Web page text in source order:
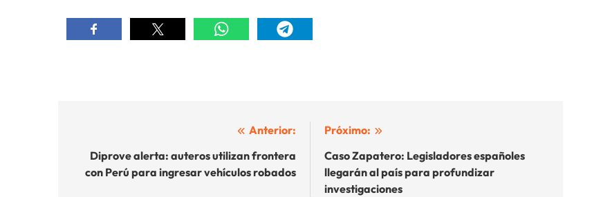
entradas
Anterior:
Diprove alerta: auteros utilizan frontera
con Perú para ingresar vehículos robados
Próximo:
Caso Zapatero: Legisladores españoles
llegarán al país para profundizar
investigaciones